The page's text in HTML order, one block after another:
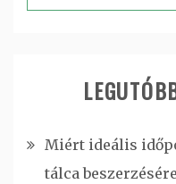
Miért ideális
tálca